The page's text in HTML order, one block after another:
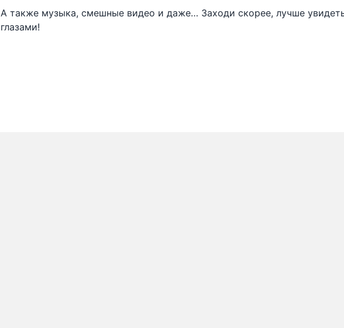
А также музыка, смешные видео и даже… Заходи скорее, лучше
глазами!